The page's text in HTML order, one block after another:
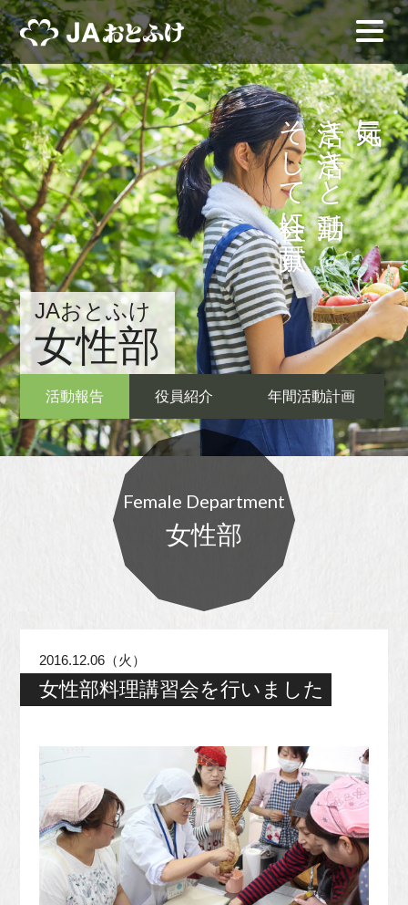
元気に
活き活きと活動
そして社会に貢献
JAおとふけ
女性部
活動報告 役員紹介 年間活動計画
Female Department
女性部
2016.12.06（火）
女性部料理講習会を行いました